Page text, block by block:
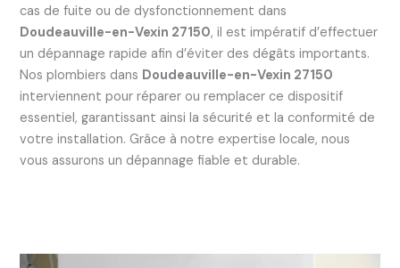
cas de fuite ou de dysfonctionnement dans
Doudeauville-en-Vexin 27150, il est impératif d’effectuer
un dépannage rapide afin d’éviter des dégâts importants.
Nos plombiers dans Doudeauville-en-Vexin 27150
interviennent pour réparer ou remplacer ce dispositif
essentiel, garantissant ainsi la sécurité et la conformité de
votre installation. Grâce à notre expertise locale, nous
vous assurons un dépannage fiable et durable.